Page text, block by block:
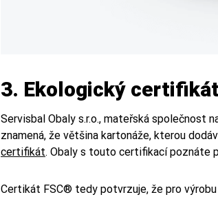
3. Ekologický
Servisbal Obaly s.r.o., mateřská společnost
znamená, že většina kartonáže, kterou
certifikát. Obaly s touto certifikací poznáte
Certikát FSC® tedy potvrzuje, že pro